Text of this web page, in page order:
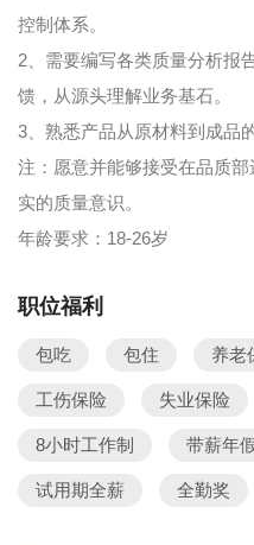
控制体系。
2、需要编写各类质量分析报
馈，从源头理解业务基石。
3、熟悉产品从原材料到成品
注：愿意并能够接受在品质
实的质量意识。
年龄要求：18-26岁
职位福利
包吃 包住 养老
工伤保险 失业保险
8小时工作制 带薪年
试用期全薪 全勤奖